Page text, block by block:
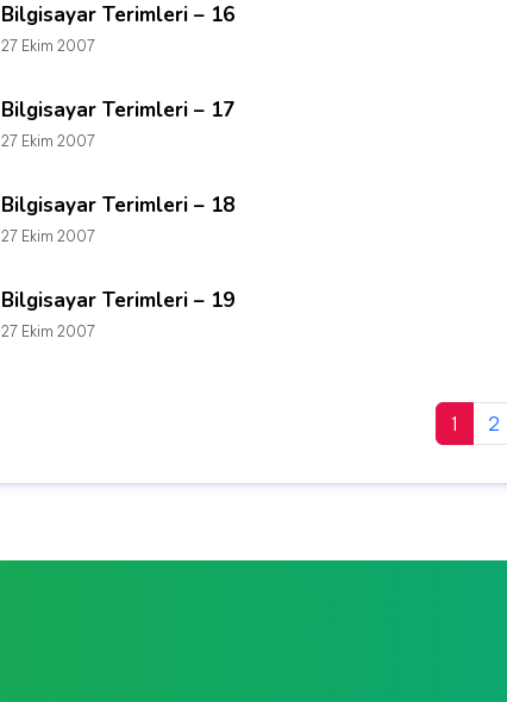
Bilgisayar Terimleri – 16
27 Ekim 2007
Bilgisayar Terimleri – 17
27 Ekim 2007
Bilgisayar Terimleri – 18
27 Ekim 2007
Bilgisayar Terimleri – 19
27 Ekim 2007
1 2